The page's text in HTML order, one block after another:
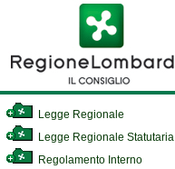
Legge Regionale
Legge Regionale Statutaria
Regolamento Interno